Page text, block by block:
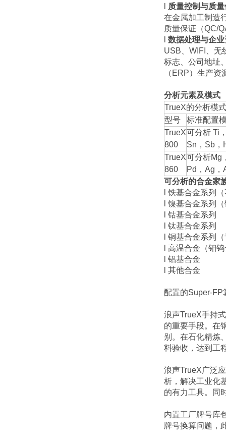
质量控制与质
在金属加工制造
质量保证（QC/
数据处理与企
USB、WIFI、无
标志、公司地址
（ERP）生产资
分析元素及模式
TrueX的分析模
型号
标准配置
TrueX
800
可分析 Ti
Sn，Sb，
TrueX
860
可分析Mg
Pd，Ag，
可分析的合金家
l 铁基合金系列
l 镍基合金系列
l 钴基合金系列
l 钛基合金系列
l 铜基合金系列
l 高温合金（钼
l 铝基合金
l 其他合金
配置的Super-FP
浪声TrueX手持
的重要手段。在
别。在石化精炼
料验收，达到工
浪声TrueX广泛
析，解决工业化
的有力工具。同
内置工厂牌号库
牌号换算问题，